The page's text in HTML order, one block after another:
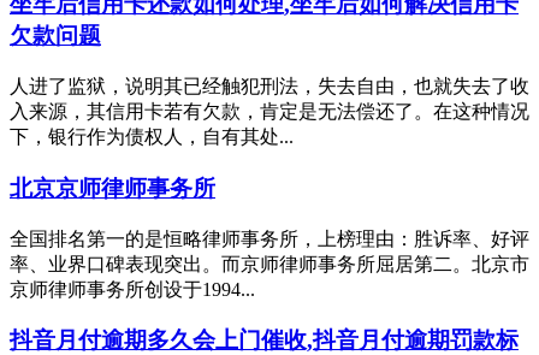
欠款问题
人进了监狱，说明其已经触犯刑法，失去自由，也就失去了收
入来源，其信用卡若有欠款，肯定是无法偿还了。在这种情况
下，银行作为债权人，自有其处...
北京京师律师事务所
全国排名第一的是恒略律师事务所，上榜理由：胜诉率、好评
率、业界口碑表现突出。而京师律师事务所屈居第二。北京市
京师律师事务所创设于1994...
抖音月付逾期多久会上门催收,抖音月付逾期罚款标